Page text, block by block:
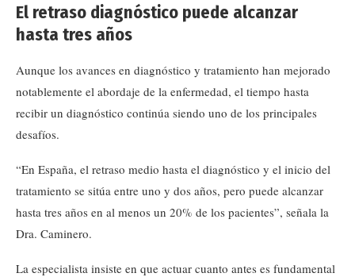
El retraso diagnóstico puede alcanzar
hasta tres años
Aunque los avances en diagnóstico y tratamiento han mejorado
notablemente el abordaje de la enfermedad, el tiempo hasta
recibir un diagnóstico continúa siendo uno de los principales
desafíos.
“En España, el retraso medio hasta el diagnóstico y el inicio del
tratamiento se sitúa entre uno y dos años, pero puede alcanzar
hasta tres años en al menos un 20% de los pacientes”, señala la
Dra. Caminero.
La especialista insiste en que actuar cuanto antes es fundamental